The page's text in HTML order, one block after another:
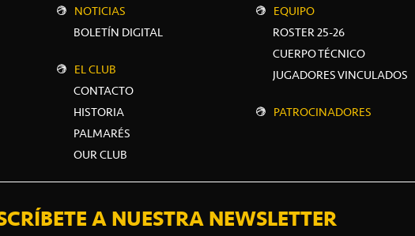
NOTICIAS
BOLETÍN DIGITAL
EL CLUB
CONTACTO
HISTORIA
PALMARÉS
OUR CLUB
EQUIPO
ROSTER 25-26
CUERPO TÉCNICO
JUGADORES VINCULADOS
PATROCINADORES
A NUESTRA NEWSLETTER